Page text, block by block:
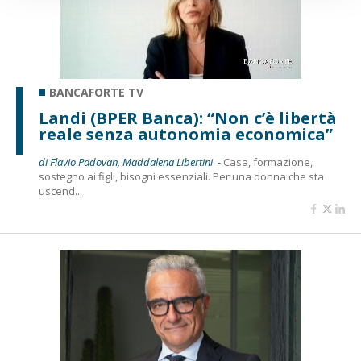
BANCAFORTE TV
Landi (BPER Banca): “Non c’è libertà
reale senza autonomia economica”
di Flavio Padovan, Maddalena Libertini - Casa, formazione,
sostegno ai figli, bisogni essenziali. Per una donna che sta
uscend...